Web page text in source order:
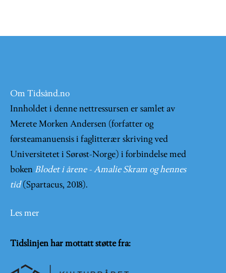
Om Tidsånd.no
Innholdet i denne nettressursen er samlet av
Merete Morken Andersen (forfatter og
førsteamanuensis i faglitterær skriving ved
Universitetet i Sørøst-Norge) i forbindelse med
boken Blodet i årene - Amalie Skram og hennes
tid (Spartacus, 2018).
Les mer
Tidslinjen har mottatt støtte fra: